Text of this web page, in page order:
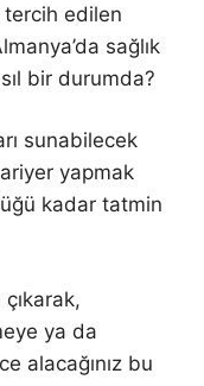
edilen
sağlık
bir durumda?
sunabilecek
yapmak
kadar tatmin
ya da
alacağınız bu